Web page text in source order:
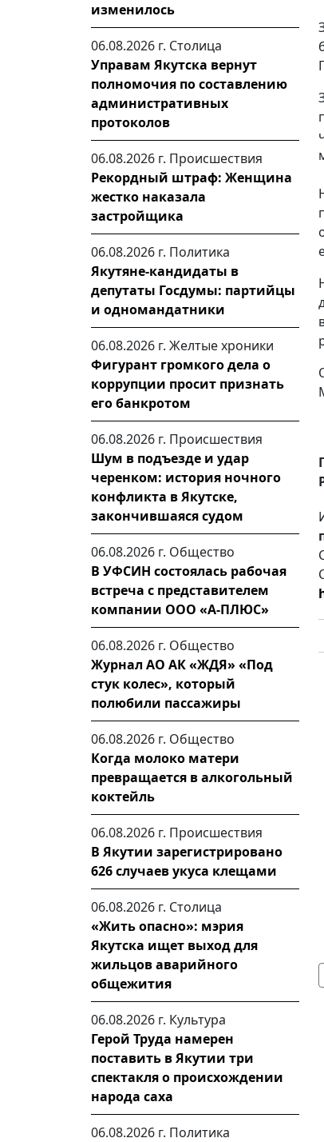
изменилось
06.08.2026 г. Столица
Управам Якутска вернут
полномочия по составлению
административных
протоколов
06.08.2026 г. Происшествия
Рекордный штраф: Женщина
жестко наказала
застройщика
06.08.2026 г. Политика
Якутяне-кандидаты в
депутаты Госдумы: партийцы
и одномандатники
06.08.2026 г. Желтые хроники
Фигурант громкого дела о
коррупции просит признать
его банкротом
06.08.2026 г. Происшествия
Шум в подъезде и удар
черенком: история ночного
конфликта в Якутске,
закончившаяся судом
06.08.2026 г. Общество
В УФСИН состоялась рабочая
встреча с представителем
компании ООО «А-ПЛЮС»
06.08.2026 г. Общество
Журнал АО АК «ЖДЯ» «Под
стук колес», который
полюбили пассажиры
06.08.2026 г. Общество
Когда молоко матери
превращается в алкогольный
коктейль
06.08.2026 г. Происшествия
В Якутии зарегистрировано
626 случаев укуса клещами
06.08.2026 г. Столица
«Жить опасно»: мэрия
Якутска ищет выход для
жильцов аварийного
общежития
06.08.2026 г. Культура
Герой Труда намерен
поставить в Якутии три
спектакля о происхождении
народа саха
06.08.2026 г. Политика